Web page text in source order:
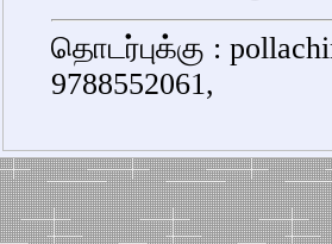
தொடர்புக்கு :
9788552061,